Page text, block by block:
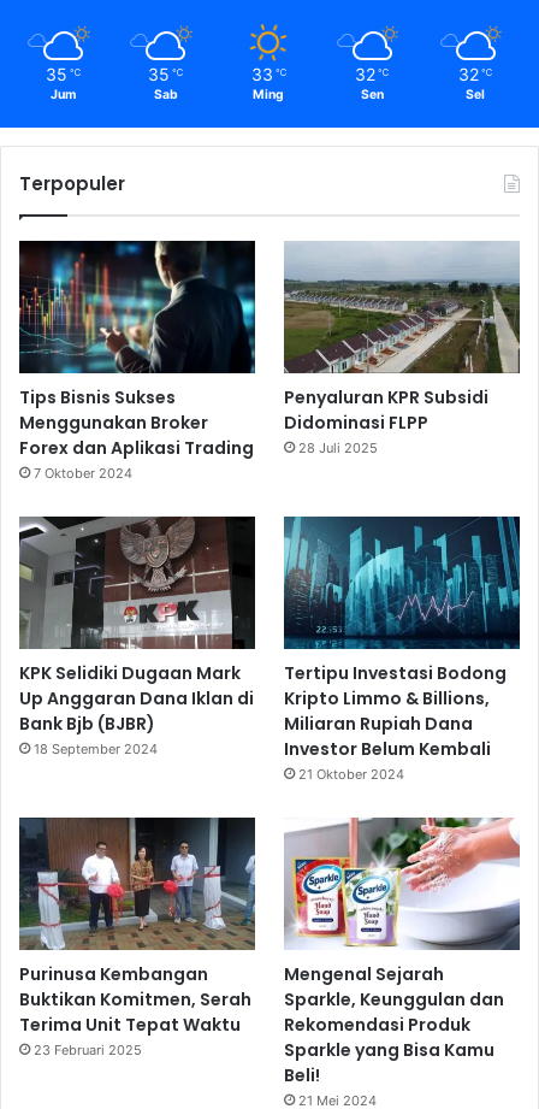
35 ℃
Jum
35 ℃
Sab
33 ℃
Ming
32 ℃
Sen
32 ℃
Sel
Terpopuler
Tips Bisnis Sukses
Menggunakan Broker
Forex dan Aplikasi Trading
7 Oktober 2024
Penyaluran KPR Subsidi
Didominasi FLPP
28 Juli 2025
KPK Selidiki Dugaan Mark
Up Anggaran Dana Iklan di
Bank Bjb (BJBR)
18 September 2024
Tertipu Investasi Bodong
Kripto Limmo & Billions,
Miliaran Rupiah Dana
Investor Belum Kembali
21 Oktober 2024
Purinusa Kembangan
Buktikan Komitmen, Serah
Terima Unit Tepat Waktu
23 Februari 2025
Mengenal Sejarah
Sparkle, Keunggulan dan
Rekomendasi Produk
Sparkle yang Bisa Kamu
Beli!
21 Mei 2024